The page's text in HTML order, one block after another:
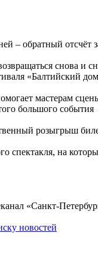
– обратный отсчёт
снова
«Балтийский
мастерам
большого
розыгрыш
спектакля, на
«Санкт-
новостей